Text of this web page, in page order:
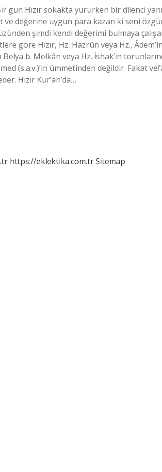
gün Hızır sokakta yürürken bir dilenci
ve değerine uygun para kazan ki seni
şimdi kendi değerimi bulmaya
göre Hızır, Hz. Hazrûn veya Hz.,
b. Melkân veya Hz. İshak’ın
(s.a.v.)’in ümmetinden değildir. Fakat
Hızır Kur’an’da…
https://eklektika.com.trSitemap